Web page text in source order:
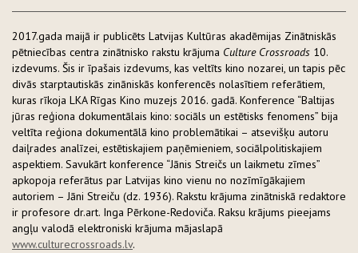
2017.gada maijā ir publicēts Latvijas Kultūras akadēmijas Zinātniskās
pētniecības centra zinātnisko rakstu krājuma Culture Crossroads 10.
izdevums. Šis ir īpašais izdevums, kas veltīts kino nozarei, un tapis pēc
divās starptautiskās zināniskās konferencēs nolasītiem referātiem,
kuras rīkoja LKA Rīgas Kino muzejs 2016. gadā. Konference “Baltijas
jūras reģiona dokumentālais kino: sociāls un estētisks fenomens” bija
veltīta reģiona dokumentālā kino problemātikai – atsevišķu autoru
daiļrades analīzei, estētiskajiem paņēmieniem, sociālpolitiskajiem
aspektiem. Savukārt konference “Jānis Streičs un laikmetu zīmes”
apkopoja referātus par Latvijas kino vienu no nozīmīgākajiem
autoriem – Jāni Streiču (dz. 1936). Rakstu krājuma zinātniskā redaktore
ir profesore dr.art. Inga Pērkone-Redoviča. Raksu krājums pieejams
angļu valodā elektroniski krājuma mājaslapā
www.culturecrossroads.lv.